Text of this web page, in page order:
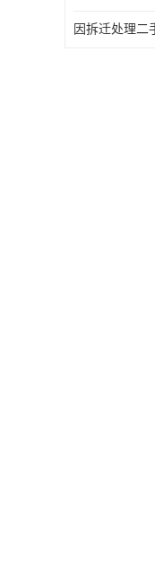
因拆迁处理二